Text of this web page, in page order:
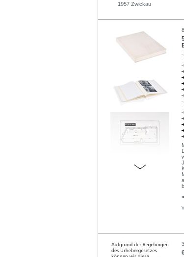
1957 Zwickau